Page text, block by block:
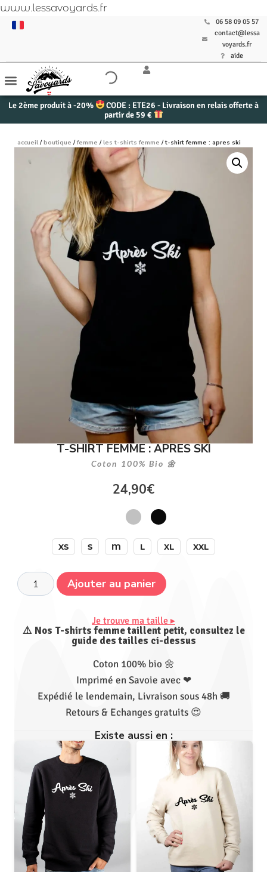
www.lessavoyards.fr
06 58 09 05 57
contact@lessa
voyards.fr
aide
Le 2ème produit à -20%
CODE : ETE26 - Livraison en relais offerte à
partir de 59 €
accueil / boutique / femme / les t-shirts femme / t-shirt femme : apres ski
T-SHIRT FEMME : APRES SKI
Coton 100% Bio 🌼
24,90€
XS S M L XL XXL
Ajouter au panier
Je trouve ma taille ▸
⚠️ Nos T-shirts femme taillent petit, consultez le
guide des tailles ci-dessus
Coton 100% bio 🌼
Imprimé en Savoie avec ❤
Expédié le lendemain, Livraison sous 48h 🚚
Retours & Echanges gratuits 😍
Existe aussi en :